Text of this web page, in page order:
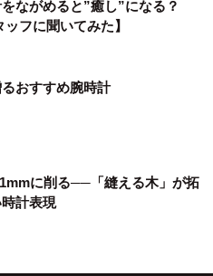
ながめると”癒し”になる？
ッフに聞いてみた】
おすすめ腕時計
に削る──「縫える木」が拓
計表現